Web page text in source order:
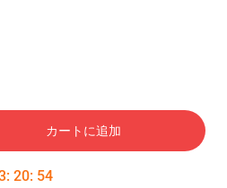
カートに追加
: 20: 54